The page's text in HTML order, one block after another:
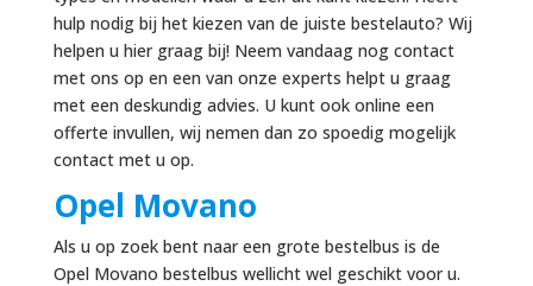
hulp nodig bij het kiezen van de juiste bestelauto? Wij
helpen u hier graag bij! Neem vandaag nog contact
met ons op en een van onze experts helpt u graag
met een deskundig advies. U kunt ook online een
offerte invullen, wij nemen dan zo spoedig mogelijk
contact met u op.
Opel Movano
Als u op zoek bent naar een grote bestelbus is de
Opel Movano bestelbus wellicht wel geschikt voor u.